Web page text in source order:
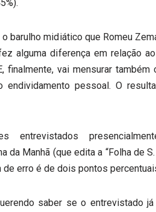
barulho midiático que Romeu
alguma diferença em relação
finalmente, vai mensurar
endividamento pessoal. O
entrevistados
da Manhã (que edita a “Folha de
de erro é de dois pontos
saber se o entrevistado